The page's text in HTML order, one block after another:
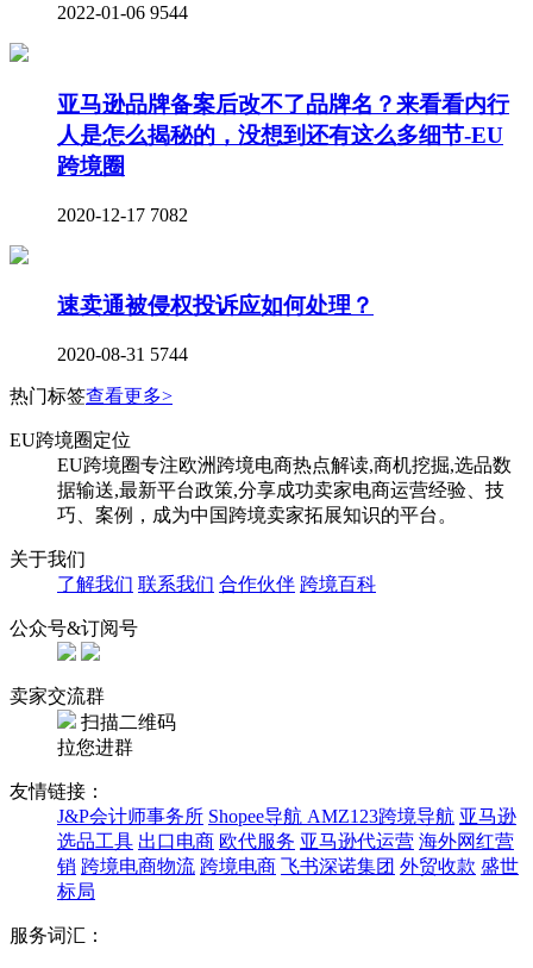
2022-01-06 9544
亚马逊品牌备案后改不了品牌名？来看看内行
人是怎么揭秘的，没想到还有这么多细节-EU
跨境圈
2020-12-17 7082
速卖通被侵权投诉应如何处理？
2020-08-31 5744
热门标签查看更多>
EU跨境圈定位
EU跨境圈专注欧洲跨境电商热点解读,商机挖掘,选品数
据输送,最新平台政策,分享成功卖家电商运营经验、技
巧、案例，成为中国跨境卖家拓展知识的平台。
关于我们
了解我们 联系我们 合作伙伴 跨境百科
公众号&订阅号
卖家交流群
扫描二维码
拉您进群
友情链接：
J&P会计师事务所 Shopee导航 AMZ123跨境导航 亚马逊
选品工具 出口电商 欧代服务 亚马逊代运营 海外网红营
销 跨境电商物流 跨境电商 飞书深诺集团 外贸收款 盛世
标局
服务词汇：